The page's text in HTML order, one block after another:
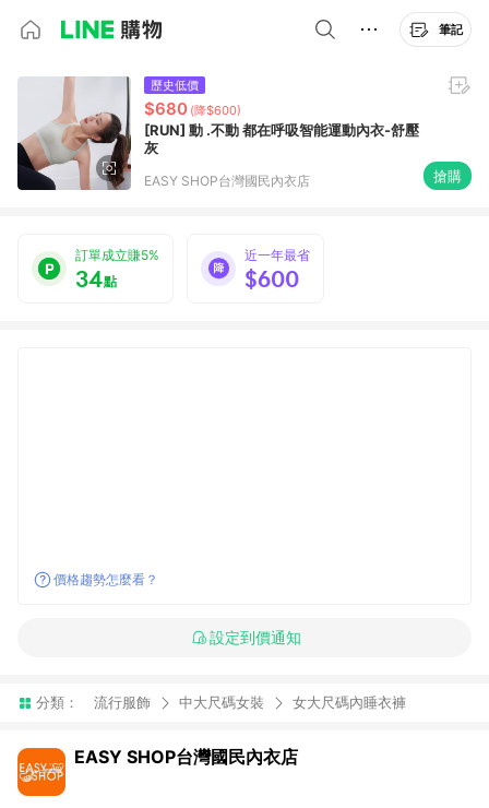
筆記
歷史低價
$680 (降$600)
[RUN] 動 .不動 都在呼吸智能運動內衣-舒壓
灰
EASY SHOP台灣國民內衣店 搶購
訂單成立賺5%
34點
近一年最省
$600
價格趨勢怎麼看？
設定到價通知
分類： 流行服飾 中大尺碼女裝 女大尺碼內睡衣褲
EASY SHOP台灣國民內衣店